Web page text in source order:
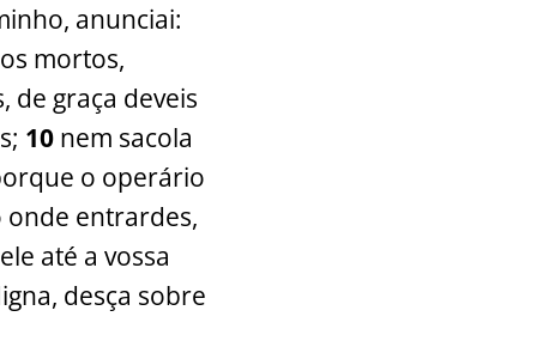
anunciai:
mortos,
de graça deveis
10 nem sacola
o operário
entrardes,
até a vossa
desça sobre